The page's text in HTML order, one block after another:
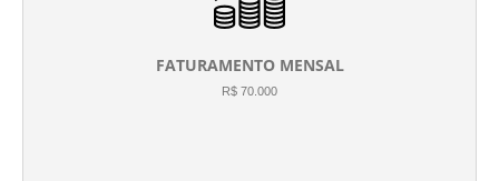
FATURAMENTO MENSAL
R$ 70.000